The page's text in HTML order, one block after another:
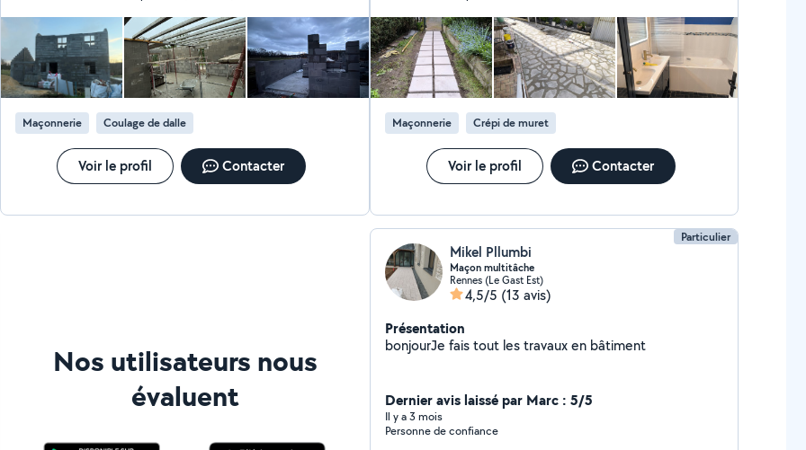
besoin d'un avis pour un défaut d'alignement de terrasse en
béton. Mr Arif a corrigé mon problème de suite moyennant
léger supplément. Je recommande et les contacterai à
nouveau si besoin.
Maçonnerie Coulage de dalle
Voir le profil Contacter
Maçonnerie Crépi de muret
Voir le profil Contacter
Nos utilisateurs nous
évaluent
Particulier
Mikel Pllumbi
Maçon multitâche
Rennes (Le Gast Est)
4,5/5 (13 avis)
Présentation
bonjourJe fais tout les travaux en bâtiment
Dernier avis laissé par Marc : 5/5
Il y a 3 mois
Personne de confiance